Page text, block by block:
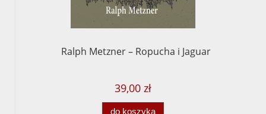
Ralph Metzner – Ropucha i Jaguar
39,00 zł
do koszyka